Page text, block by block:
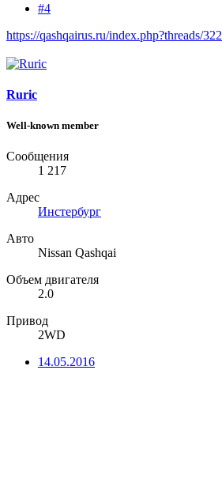
#4
https://qashqairus.ru/index.php?threads/322
Ruric
Well-known member
Сообщения
1 217
Адрес
Инстербург
Авто
Nissan Qashqai
Объем двигателя
2.0
Привод
2WD
14.05.2016